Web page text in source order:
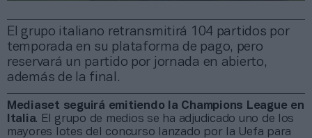
El grupo italiano retransmitirá 104 partidos por
temporada en su plataforma de pago, pero
reservará un partido por jornada en abierto,
además de la final.
Mediaset seguirá emitiendo la Champions League en
Italia. El grupo de medios se ha adjudicado uno de los
mayores lotes del concurso lanzado por la Uefa para